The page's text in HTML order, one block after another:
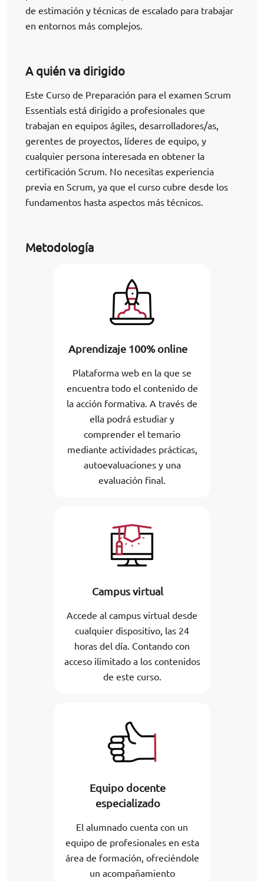
de estimación y técnicas de escalado para trabajar
en entornos más complejos.
A quién va dirigido
Este Curso de Preparación para el examen Scrum
Essentials está dirigido a profesionales que
trabajan en equipos ágiles, desarrolladores/as,
gerentes de proyectos, líderes de equipo, y
cualquier persona interesada en obtener la
certificación Scrum. No necesitas experiencia
previa en Scrum, ya que el curso cubre desde los
fundamentos hasta aspectos más técnicos.
Metodología
Aprendizaje 100% online
Plataforma web en la que se
encuentra todo el contenido de
la acción formativa. A través de
ella podrá estudiar y
comprender el temario
mediante actividades prácticas,
autoevaluaciones y una
evaluación final.
Campus virtual
Accede al campus virtual desde
cualquier dispositivo, las 24
horas del día. Contando con
acceso ilimitado a los contenidos
de este curso.
Equipo docente
especializado
El alumnado cuenta con un
equipo de profesionales en esta
área de formación, ofreciéndole
un acompañamiento